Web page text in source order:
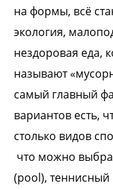
на формы, всё
экология,
нездоровая еда,
называют
самый главный
вариантов есть,
столько видов
что можно
(pool), теннисный